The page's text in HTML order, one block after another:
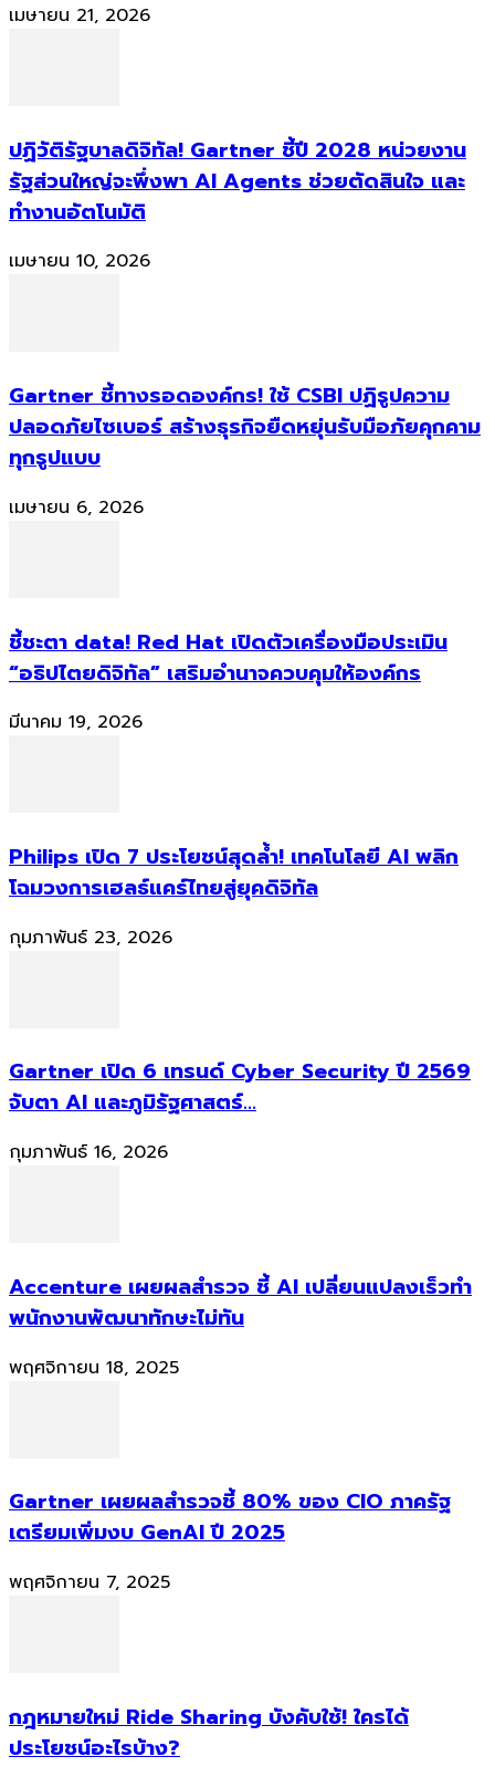
เมษายน 21, 2026
ปฏิวัติรัฐบาลดิจิทัล! Gartner ชี้ปี 2028 หน่วยงาน
รัฐส่วนใหญ่จะพึ่งพา AI Agents ช่วยตัดสินใจ และ
ทำงานอัตโนมัติ
เมษายน 10, 2026
Gartner ชี้ทางรอดองค์กร! ใช้ CSBI ปฏิรูปความ
ปลอดภัยไซเบอร์ สร้างธุรกิจยืดหยุ่นรับมือภัยคุกคาม
ทุกรูปแบบ
เมษายน 6, 2026
ชี้ชะตา data! Red Hat เปิดตัวเครื่องมือประเมิน
“อธิปไตยดิจิทัล” เสริมอำนาจควบคุมให้องค์กร
มีนาคม 19, 2026
Philips เปิด 7 ประโยชน์สุดล้ำ! เทคโนโลยี AI พลิก
โฉมวงการเฮลธ์แคร์ไทยสู่ยุคดิจิทัล
กุมภาพันธ์ 23, 2026
Gartner เปิด 6 เทรนด์ Cyber Security ปี 2569
จับตา AI และภูมิรัฐศาสตร์...
กุมภาพันธ์ 16, 2026
Accenture เผยผลสำรวจ ชี้ AI เปลี่ยนแปลงเร็วทำ
พนักงานพัฒนาทักษะไม่ทัน
พฤศจิกายน 18, 2025
Gartner เผยผลสำรวจชี้ 80% ของ CIO ภาครัฐ
เตรียมเพิ่มงบ GenAI ปี 2025
พฤศจิกายน 7, 2025
กฎหมายใหม่ Ride Sharing บังคับใช้! ใครได้
ประโยชน์อะไรบ้าง?